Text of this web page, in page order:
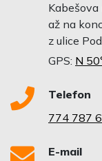
až na
z ulice
GPS: N
Telefon
774 787
E-mail